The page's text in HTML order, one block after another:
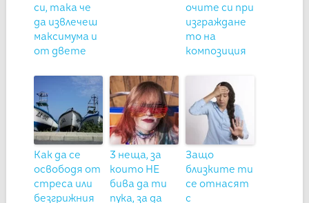
си, така че
да извлечеш
максимума и
от двете
очите си при
изграждане
то на
композиция
Как да се
освободя от
стреса или
безгрижния
3 неща, за
които НЕ
бива да ти
пука, за да
Защо
близките ти
се отнасят
с